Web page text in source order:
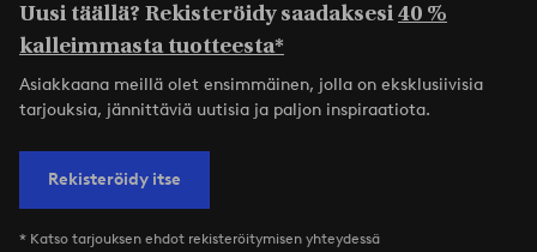
Uusi täällä? Rekisteröidy saadaksesi40 %
kalleimmasta tuotteesta*
Asiakkaana meillä olet ensimmäinen, jolla on eksklusiivisia
tarjouksia, jännittäviä uutisia ja paljon inspiraatiota.
Rekisteröidy itse
* Katso tarjouksen ehdot rekisteröitymisen yhteydessä